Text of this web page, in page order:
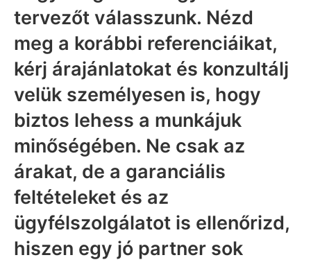
tervezőt válasszunk. Nézd
meg a korábbi referenciáikat,
kérj árajánlatokat és konzultálj
velük személyesen is, hogy
biztos lehess a munkájuk
minőségében. Ne csak az
árakat, de a garanciális
feltételeket és az
ügyfélszolgálatot is ellenőrizd,
hiszen egy jó partner sok